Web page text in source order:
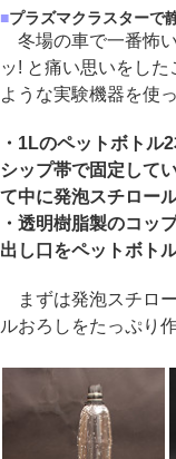
■プラズマクラスターで
冬場の車で一番怖
ッ! と痛い思いをし
ような実験機器を使
・1Lのペットボトル
シップ帯で固定して
て中に発泡スチロー
・透明樹脂製のコッ
出し口をペットボト
まずは発泡スチロ
ルおろしをたっぷり作